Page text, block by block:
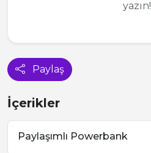
Paylaş
yazın!
İçerikler
Paylaşımlı Powerbank